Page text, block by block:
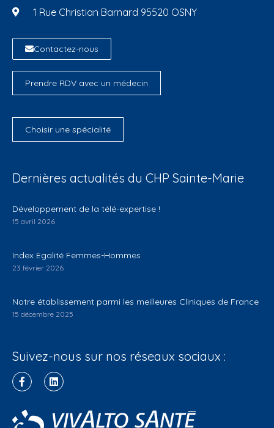
1 Rue Christian Barnard 95520 OSNY
Contactez-nous
Prendre RDV avec un médecin
Choisir une spécialité
Dernières actualités du CHP Sainte-Marie
Développement de la télé-expertise !
15 avril 2026
Index Egalité Femmes-Hommes
23 février 2026
Notre établissement parmi les meilleures Cliniques de France
15 décembre 2025
Suivez-nous sur nos réseaux sociaux :